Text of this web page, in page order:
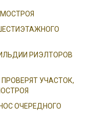
РИЭЛТОРОВ
УЧАСТОК,
ОЧЕРЕДНОГО